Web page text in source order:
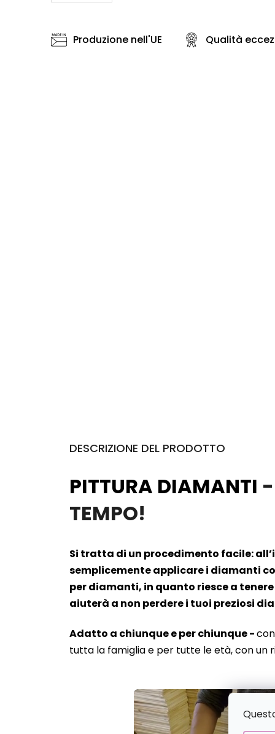
Produzione nell'UE Qualità
DESCRIZIONE DEL PRODOTTO
PITTURA DIAMANTI -
TEMPO!
Si tratta di un procedimento facile:
semplicemente applicare i diamanti
per diamanti, in quanto riesce a
aiuterà a non perdere i tuoi preziosi
Adatto a chiunque e per chiunque -
tutta la famiglia e per tutte le età, con un